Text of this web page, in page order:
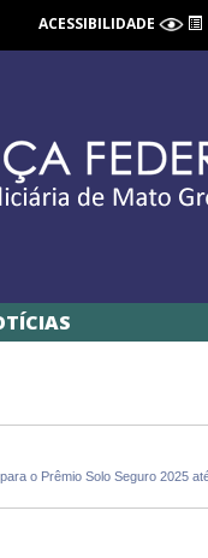
ACESSIBILIDADE
o Prêmio Solo Seguro 2025